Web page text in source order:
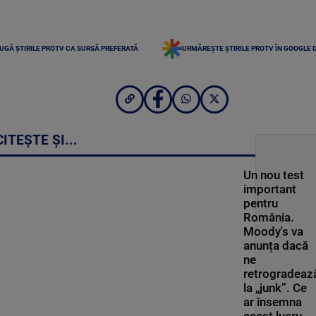
ȘTIRILE PROTV CA SURSĂ PREFERATĂ URMĂREȘTE ȘTIRILE PROTV ÎN GOOGLE
ȘI...
Un nou test
important
pentru
România.
Moody's va
anunța dacă
ne
la „junk”. Ce
ar însemna